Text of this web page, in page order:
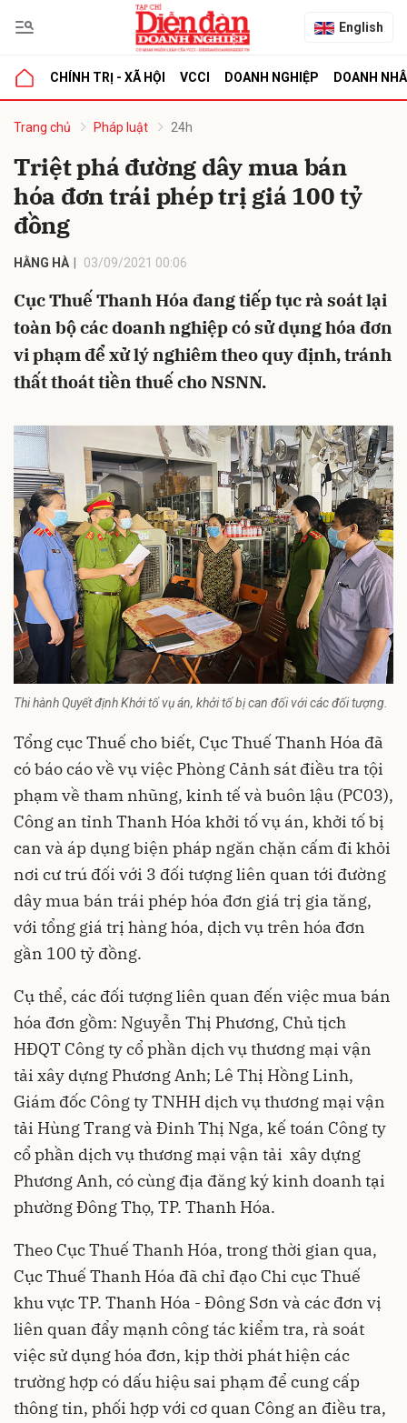
English
CHÍNH TRỊ - XÃ HỘI VCCI DOANH NGHIỆP DOANH
Trang chủ Pháp luật 24h
Triệt phá đường dây mua bán
hóa đơn trái phép trị giá 100 tỷ
đồng
HẰNG HÀ 03/09/2021 00:06
Cục Thuế Thanh Hóa đang tiếp tục rà soát lại
toàn bộ các doanh nghiệp có sử dụng hóa đơn
vi phạm để xử lý nghiêm theo quy định, tránh
thất thoát tiền thuế cho NSNN.
Thi hành Quyết định Khởi tố vụ án, khởi tố bị can đối với các đối tượng.
Tổng cục Thuế cho biết, Cục Thuế Thanh Hóa đã
có báo cáo về vụ việc Phòng Cảnh sát điều tra tội
phạm về tham nhũng, kinh tế và buôn lậu (PC03),
Công an tỉnh Thanh Hóa khởi tố vụ án, khởi tố bị
can và áp dụng biện pháp ngăn chặn cấm đi khỏi
nơi cư trú đối với 3 đối tượng liên quan tới đường
dây mua bán trái phép hóa đơn giá trị gia tăng,
với tổng giá trị hàng hóa, dịch vụ trên hóa đơn
gần 100 tỷ đồng.
Cụ thể, các đối tượng liên quan đến việc mua bán
hóa đơn gồm: Nguyễn Thị Phương, Chủ tịch
HĐQT Công ty cổ phần dịch vụ thương mại vận
tải xây dựng Phương Anh; Lê Thị Hồng Linh,
Giám đốc Công ty TNHH dịch vụ thương mại vận
tải Hùng Trang và Đinh Thị Nga, kế toán Công ty
cổ phần dịch vụ thương mại vận tải xây dựng
Phương Anh, có cùng địa đăng ký kinh doanh tại
phường Đông Thọ, TP. Thanh Hóa.
Theo Cục Thuế Thanh Hóa, trong thời gian qua,
Cục Thuế Thanh Hóa đã chỉ đạo Chi cục Thuế
khu vực TP. Thanh Hóa - Đông Sơn và các đơn vị
liên quan đẩy mạnh công tác kiểm tra, rà soát
việc sử dụng hóa đơn, kịp thời phát hiện các
trường hợp có dấu hiệu sai phạm để cung cấp
thông tin, phối hợp với cơ quan Công an điều tra,
luận
Hủy